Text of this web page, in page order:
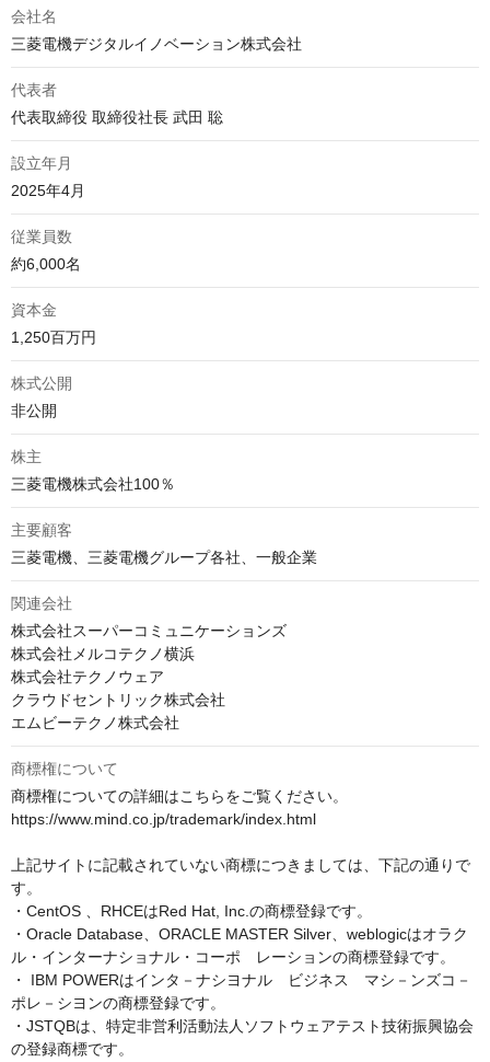
会社名
三菱電機デジタルイノベーション株式会社
代表者
代表取締役 取締役社長 武田 聡
設立年月
2025年4月
従業員数
約6,000名
資本金
1,250百万円
株式公開
非公開
株主
三菱電機株式会社100％
主要顧客
三菱電機、三菱電機グループ各社、一般企業
関連会社
株式会社スーパーコミュニケーションズ
株式会社メルコテクノ横浜
株式会社テクノウェア
クラウドセントリック株式会社
エムビーテクノ株式会社
商標権について
商標権についての詳細はこちらをご覧ください。
https://www.mind.co.jp/trademark/index.html
上記サイトに記載されていない商標につきましては、下記の通りで
す。
・CentOS 、RHCEはRed Hat, Inc.の商標登録です。
・Oracle Database、ORACLE MASTER Silver、weblogicはオラク
ル・インターナショナル・コーポ　レーションの商標登録です。
・ IBM POWERはインタ－ナシヨナル　ビジネス　マシ－ンズコ－
ポレ－シヨンの商標登録です。
・JSTQBは、特定非営利活動法人ソフトウェアテスト技術振興協会
の登録商標です。